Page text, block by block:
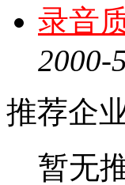
录音
2000-
推荐企
暂无